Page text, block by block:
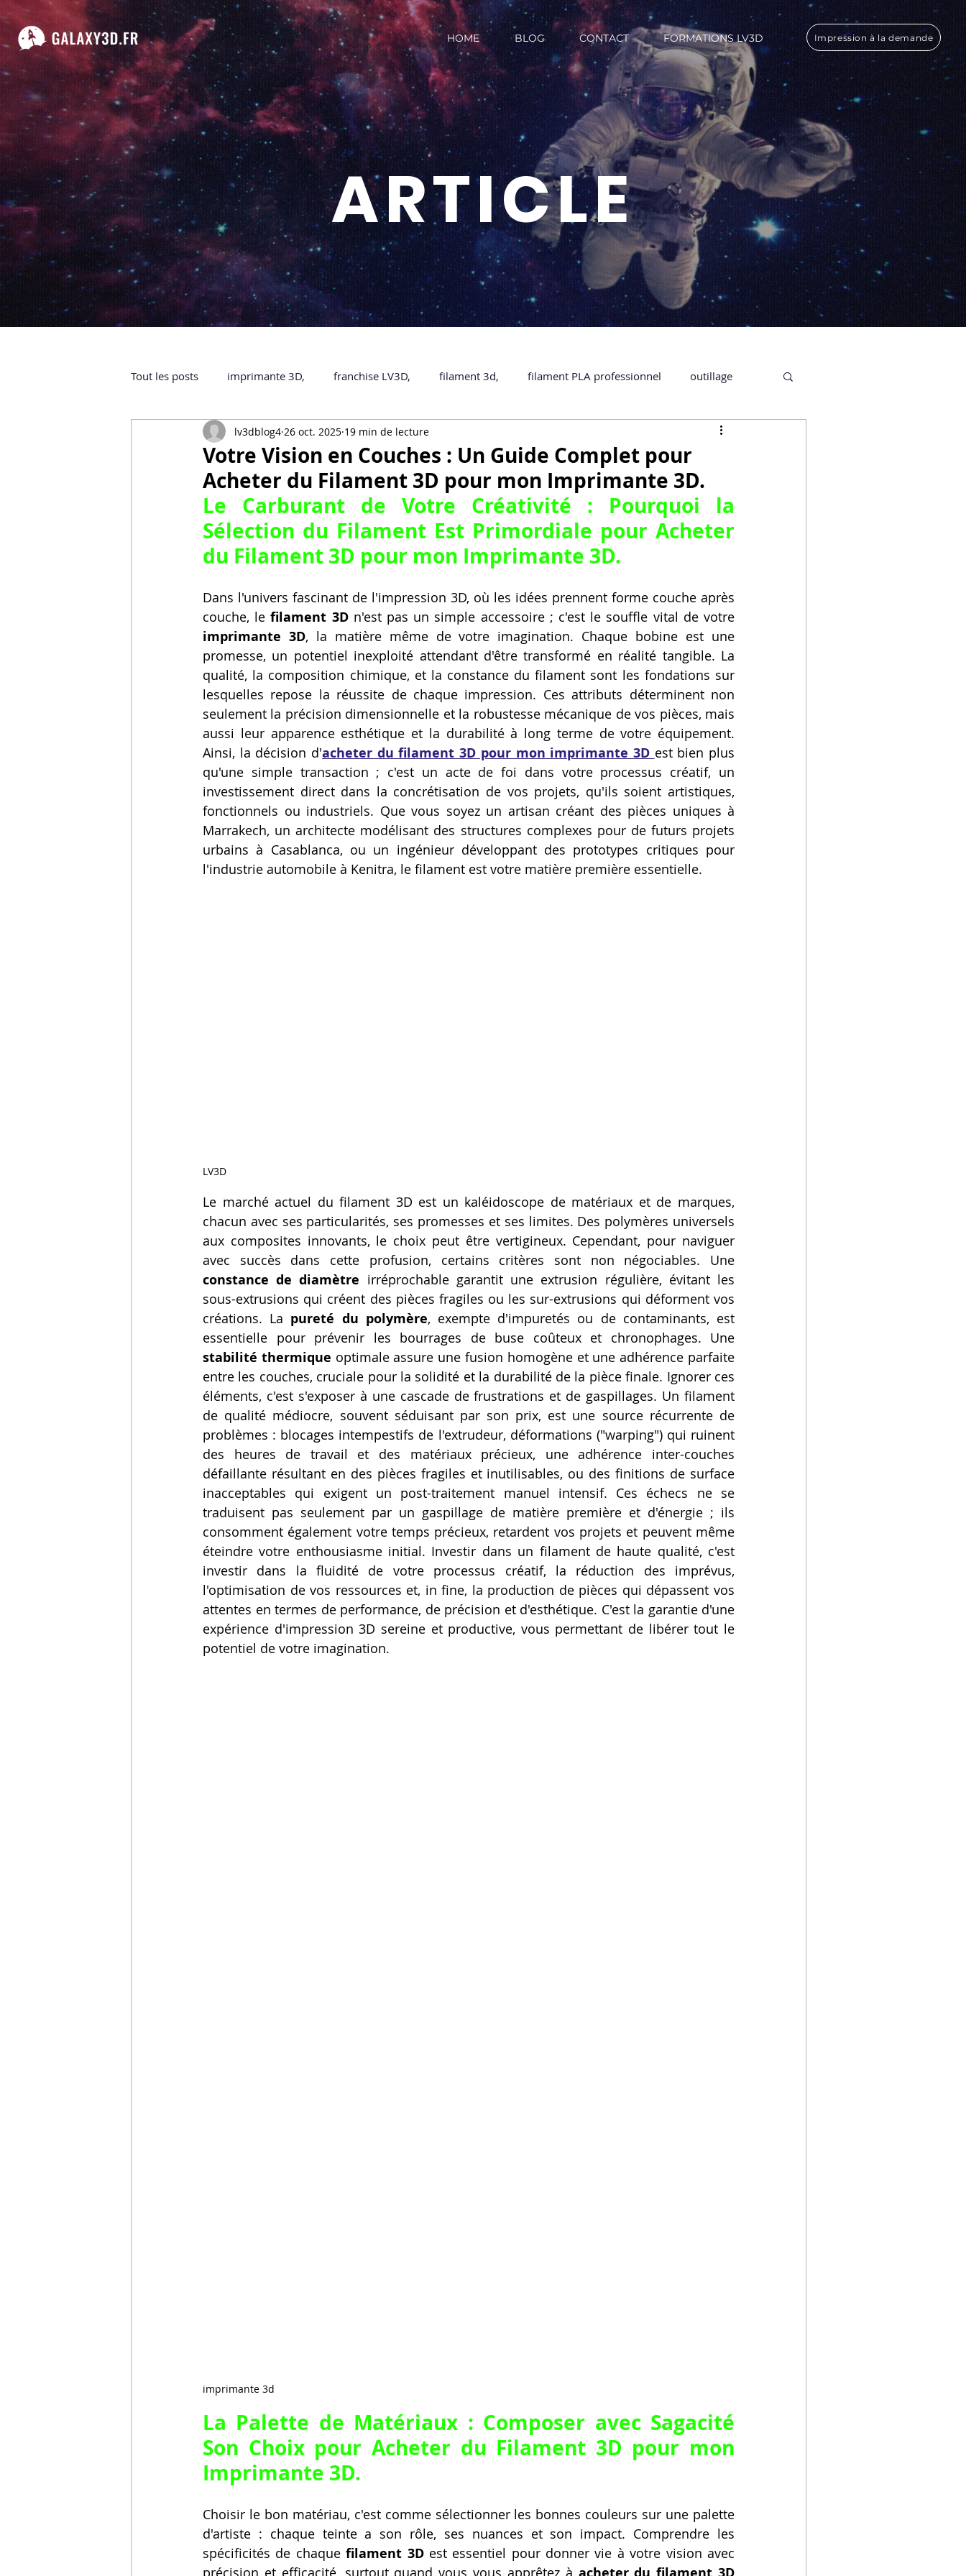
HOME BLOG CONTACT FORMATIONS LV3D Impression à la demande
ARTICLE
Tout les posts imprimante 3D, franchise LV3D, filament 3d, filament PLA professionnel outillage
impression 3D à la demande Accessoires imprimante 3D professionelle
ARTILLERY 3D Formation impression 3D SCANNER 3D impression 3D
certifiée QUALIOPI Refaire une piece en 3D Formation 3D en ligne. Formation 3D CPF
Creality Hi combo Artillery M1 Pro Filament PLA Service administratif en ligne Secrétaire en Ligne
Vidéos sur l'impression 3D, Artillery M1 pro Creality HI combo Filament PETG
Formation impresssion 3D formation CPF
Votre Vision en Couches : Un Guide Complet pour
Acheter du Filament 3D pour mon Imprimante 3D.
lv3dblog4 26 oct. 2025 19 min de lecture
Le Carburant de Votre Créativité : Pourquoi la
Sélection du Filament Est Primordiale pour Acheter
du Filament 3D pour mon Imprimante 3D.
Dans l'univers fascinant de l'impression 3D, où les idées prennent forme couche après
couche, le filament 3D
imprimante 3D, la matière même de votre imagination. Chaque bobine est une
promesse, un potentiel inexploité attendant d'être transformé en réalité tangible. La
qualité, la composition chimique, et la constance du filament sont les fondations sur
lesquelles repose la réussite de chaque impression. Ces attributs déterminent non
seulement la précision dimensionnelle et la robustesse mécanique de vos pièces, mais
aussi leur apparence esthétique et la durabilité à long terme de votre équipement.
Ainsi, la décision d'acheter du filament 3D pour mon imprimante 3D est bien plus
qu'une simple transaction ; c'est un acte de foi dans votre processus créatif, un
investissement direct dans la concrétisation de vos projets, qu'ils soient artistiques,
fonctionnels ou industriels. Que vous soyez un artisan créant des pièces uniques à
Marrakech, un architecte modélisant des structures complexes pour de futurs projets
urbains à Casablanca, ou un ingénieur développant des prototypes critiques pour
l'industrie automobile à Kenitra, le filament est votre matière première essentielle.
LV3D
Le marché actuel du filament 3D est un kaléidoscope de matériaux et de marques,
chacun avec ses particularités, ses promesses et ses limites. Des polymères universels
aux composites innovants, le choix peut être vertigineux. Cependant, pour naviguer
constance de diamètre irréprochable garantit une extrusion régulière, évitant les
sous-extrusions qui créent des pièces fragiles ou les sur-extrusions qui déforment vos
créations. La pureté du polymère, exempte d'impuretés ou de contaminants, est
stabilité thermique optimale assure une fusion homogène et une adhérence parfaite
entre les couches, cruciale pour la solidité et la durabilité de la pièce finale. Ignorer ces
éléments, c'est s'exposer à une cascade de frustrations et de gaspillages. Un filament
de qualité médiocre, souvent séduisant par son prix, est une source récurrente de
problèmes : blocages intempestifs de l'extrudeur, déformations ("warping") qui ruinent
des heures de travail et des matériaux précieux, une adhérence inter-couches
défaillante résultant en des pièces fragiles et inutilisables, ou des finitions de surface
inacceptables qui exigent un post-traitement manuel intensif. Ces échecs ne se
traduisent pas seulement par un gaspillage de matière première et d'énergie ; ils
consomment également votre temps précieux, retardent vos projets et peuvent même
éteindre votre enthousiasme initial. Investir dans un filament de haute qualité, c'est
investir dans la fluidité de votre processus créatif, la réduction des imprévus,
l'optimisation de vos ressources et, in fine, la production de pièces qui dépassent vos
attentes en termes de performance, de précision et d'esthétique. C'est la garantie d'une
expérience d'impression 3D sereine et productive, vous permettant de libérer tout le
potentiel de votre imagination.
imprimante 3d
La Palette de Matériaux : Composer avec Sagacité
Son Choix pour Acheter du Filament 3D pour mon
Imprimante 3D.
Choisir le bon matériau, c'est comme sélectionner les bonnes couleurs sur une palette
d'artiste : chaque teinte a son rôle, ses nuances et son impact. Comprendre les
spécificités de chaque filament 3D est essentiel pour donner vie à votre vision avec
précision et efficacité, surtout quand vous vous apprêtez à